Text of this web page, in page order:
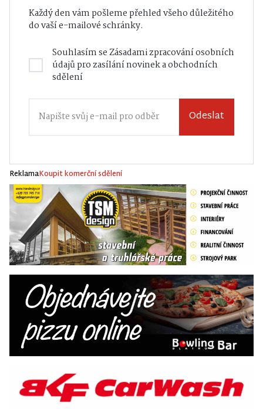
Každý den vám pošleme přehled všeho důležitého
do vaší e-mailové schránky.
Souhlasím seZásadami zpracování osobních
údajůpro zasílání novinek a obchodních
sdělení
Odeslat
ReklamaKoupit komerční sdělení